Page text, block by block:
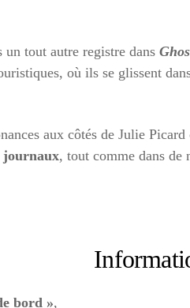
un tout autre registre dans
où ils se glissent
aux côtés de Julie
journaux, tout comme dans de
bord »,